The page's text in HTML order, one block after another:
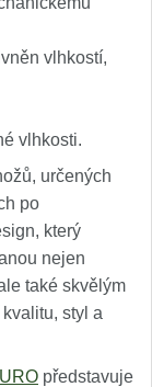
vlhkostí,
vlhkosti.
určených
po
který
nejen
také skvělým
styl a
představuje